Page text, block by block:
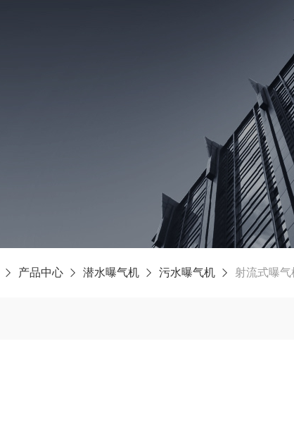
产品中心 潜水曝气机 污水曝气机 射流式曝